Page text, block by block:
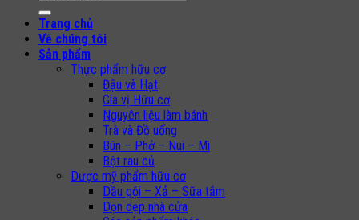
Trang chủ
Về chúng tôi
Sản phẩm
Thực phẩm hữu cơ
Đậu và Hạt
Gia vị Hữu cơ
Nguyên liệu làm bánh
Trà và Đồ uống
Bún – Phở – Nui – Mì
Bột rau củ
Dược mỹ phẩm hữu cơ
Dầu gội – Xả – Sữa tắm
Dọn dẹp nhà cửa